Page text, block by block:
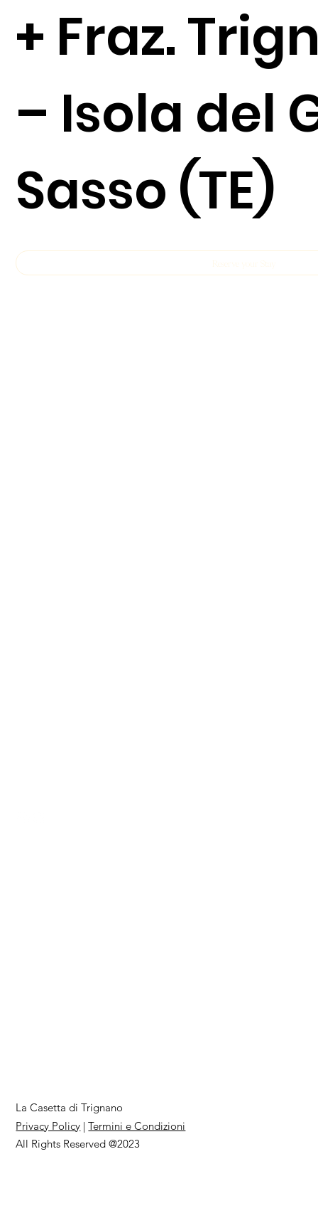
Reserve your Stay
+ Fraz.
– Isola del
Sasso (TE)
La Casetta di Trignano
Privacy Policy |Termini e Condizioni
All Rights Reserved @2023